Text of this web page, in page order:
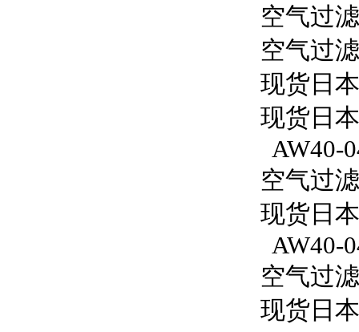
空气过
空气过
现货日
现货日
AW40-
空气过
现货日
AW40-
空气过
现货日